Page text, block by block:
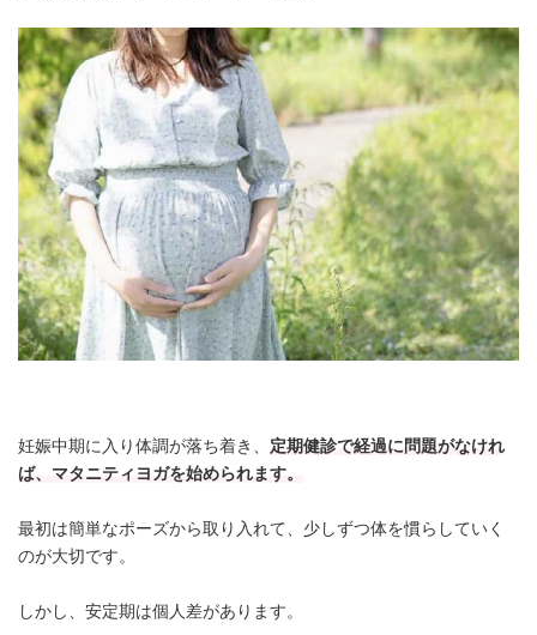
妊娠中期に入り体調が落ち着き、 定期健診で経過に問題がなけれ
ば、マタニティヨガを始められます。
最初は簡単なポーズから取り入れて、少しずつ体を慣らしていく
のが大切です。
しかし、安定期は個人差があります。